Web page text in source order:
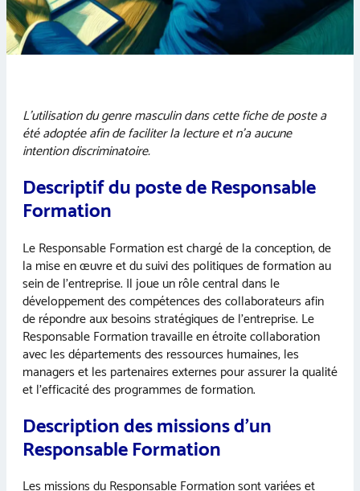
L’utilisation du genre masculin dans cette fiche de poste a
été adoptée afin de faciliter la lecture et n’a aucune
intention discriminatoire.
Descriptif du poste de Responsable
Formation
Le Responsable Formation est chargé de la conception, de
la mise en œuvre et du suivi des politiques de formation au
sein de l’entreprise. Il joue un rôle central dans le
développement des compétences des collaborateurs afin
de répondre aux besoins stratégiques de l’entreprise. Le
Responsable Formation travaille en étroite collaboration
avec les départements des ressources humaines, les
managers et les partenaires externes pour assurer la qualité
et l’efficacité des programmes de formation.
Description des missions d’un
Responsable Formation
Les missions du Responsable Formation sont variées et